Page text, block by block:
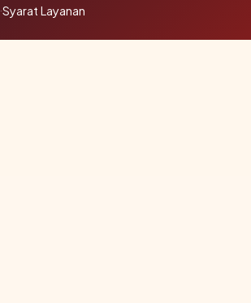
·Syarat Layanan